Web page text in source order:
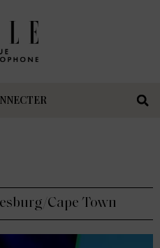
Cape Town